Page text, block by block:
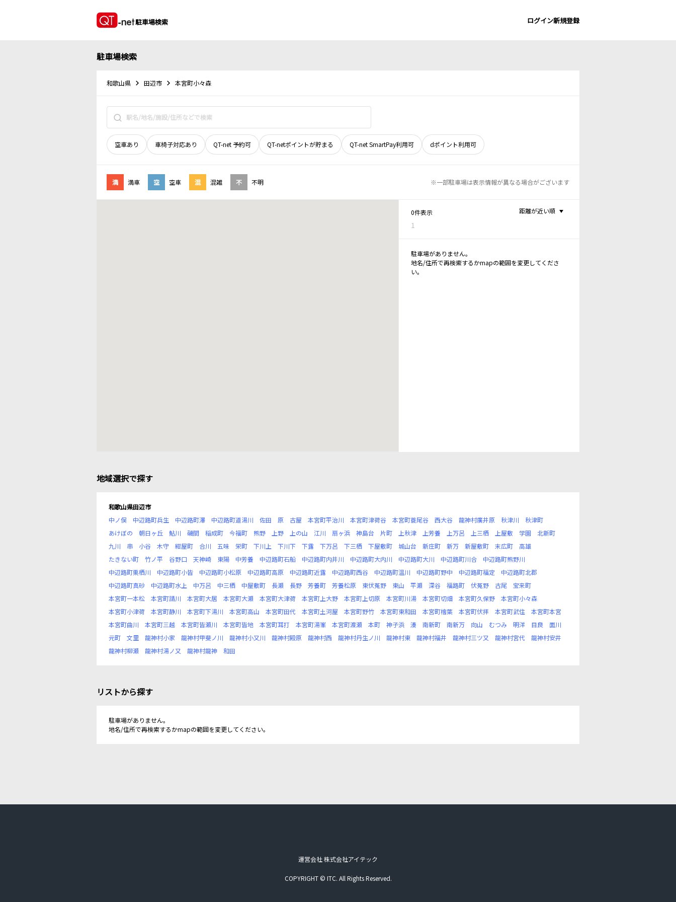
駐車場検索 ログイン新規登録
駐車場検索
和歌山県 田辺市 本宮町小々森
空車あり 車椅子対応あり QT-net 予約可 QT-netポイントが貯まる QT-net SmartPay利用可 dポイント利用可
満 満車 空 空車 混 混雑 不 不明 ※一部駐車場は表示情報が異なる場合がございます
0件表示
1
距離が近い順
駐車場がありません。
地名/住所で再検索するかmapの範囲を変更してくださ
い。
地域選択で探す
和歌山県田辺市
中ノ俣
中辺路町兵生 中辺路町澤 中辺路町道湯川 佐田 原 古屋 本宮町平治川 本宮町津荷谷 本宮町蓑尾谷 西大谷 龍神村廣井原 秋津川
秋津町
あけぼの
朝日ヶ丘 鮎川 磯間 稲成町 今福町 熊野 上野 上の山 江川 扇ヶ浜 神島台 片町 上秋津 上芳養 上万呂 上三栖 上屋敷 学園
北新町
九川
串 小谷 木守 紺屋町 合川 五味 栄町 下川上 下川下 下露 下万呂 下三栖 下屋敷町 城山台 新庄町 新万 新屋敷町 末広町
高雄
たきない町
竹ノ平 谷野口 天神崎 東陽 中芳養 中辺路町石船 中辺路町内井川 中辺路町大内川 中辺路町大川 中辺路町川合
中辺路町熊野川
中辺路町栗栖川
中辺路町小皆 中辺路町小松原 中辺路町高原 中辺路町近露 中辺路町西谷 中辺路町温川 中辺路町野中 中辺路町福定
中辺路町北郡
中辺路町真砂
中辺路町水上 中万呂 中三栖 中屋敷町 長瀬 長野 芳養町 芳養松原 東伏菟野 東山 平瀬 深谷 福路町 伏菟野 古尾
宝来町
本宮町一本松
本宮町請川 本宮町大居 本宮町大瀬 本宮町大津荷 本宮町上大野 本宮町上切原 本宮町川湯 本宮町切畑 本宮町久保野
本宮町小々森
本宮町小津荷
本宮町静川 本宮町下湯川 本宮町高山 本宮町田代 本宮町土河屋 本宮町野竹 本宮町東和田 本宮町檜葉 本宮町伏拝 本宮町武住
本宮町本宮
本宮町曲川
本宮町三越 本宮町皆瀬川 本宮町皆地 本宮町耳打 本宮町湯峯 本宮町渡瀬 本町 神子浜 湊 南新町 南新万 向山 むつみ 明洋 目良
面川
元町
文里 龍神村小家 龍神村甲斐ノ川 龍神村小又川 龍神村殿原 龍神村西 龍神村丹生ノ川 龍神村東 龍神村福井 龍神村三ツ又 龍神村宮代
龍神村安井
龍神村柳瀬
龍神村湯ノ又 龍神村龍神 和田
リストから探す
駐車場がありません。
地名/住所で再検索するかmapの範囲を変更してください。
運営会社 株式会社アイテック
COPYRIGHT © ITC. All Rights Reserved.